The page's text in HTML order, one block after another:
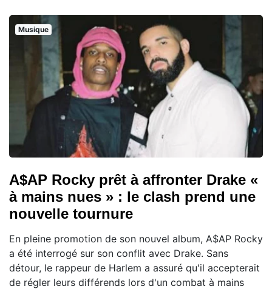
Musique
A$AP Rocky prêt à affronter Drake «
à mains nues » : le clash prend une
nouvelle tournure
En pleine promotion de son nouvel album, A$AP Rocky
a été interrogé sur son conflit avec Drake. Sans
détour, le rappeur de Harlem a assuré qu'il accepterait
de régler leurs différends lors d'un combat à mains